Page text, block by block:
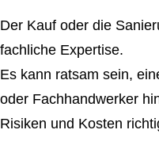
Der Kauf oder die
fachliche Expertise.
Es kann ratsam sein,
oder Fachhandwerker
Risiken und Kosten